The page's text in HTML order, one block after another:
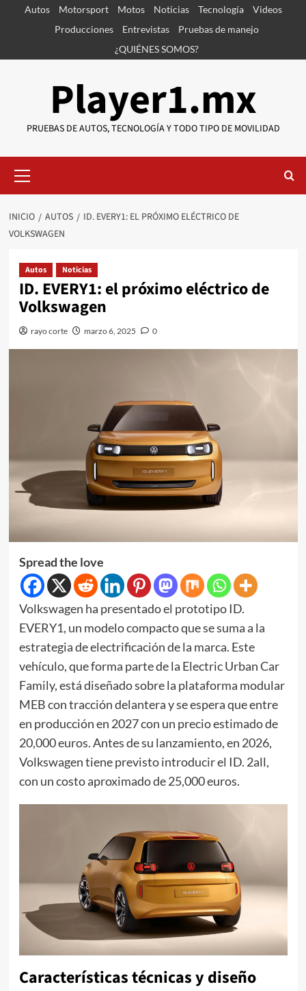
SaltarAutos Motorsport Motos Noticias Tecnología
Videos
Producciones
Entrevistas
Pruebas de manejo
¿QUIÉNES SOMOS?
Player1.mx
PRUEBAS DE AUTOS, TECNOLOGÍA Y TODO TIPO DE MOVILIDAD
primario
INICIO AUTOS
ID. EVERY1: EL PRÓXIMO ELÉCTRICO DE
VOLKSWAGEN
Autos Noticias
ID. EVERY1: el próximo eléctrico de
Volkswagen
rayo corte marzo 6, 2025 0
Spread the love
Volkswagen ha presentado el prototipo ID.
EVERY1, un modelo compacto que se suma a la
estrategia de electrificación de la marca. Este
vehículo, que forma parte de la Electric Urban Car
Family, está diseñado sobre la plataforma modular
MEB con tracción delantera y se espera que entre
en producción en 2027 con un precio estimado de
20,000 euros. Antes de su lanzamiento, en 2026,
Volkswagen tiene previsto introducir el ID. 2all,
con un costo aproximado de 25,000 euros.
Características técnicas y diseño